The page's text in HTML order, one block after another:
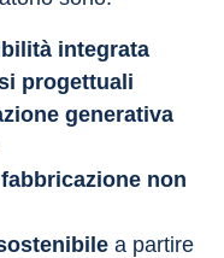
integrata
progettuali
generativa
fabbricazione non
a partire